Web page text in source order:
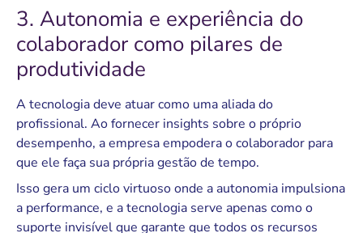
3. Autonomia e experiência do
colaborador como pilares de
produtividade
A tecnologia deve atuar como uma aliada do
profissional. Ao fornecer insights sobre o próprio
desempenho, a empresa empodera o colaborador para
que ele faça sua própria gestão de tempo.
Isso gera um ciclo virtuoso onde a autonomia impulsiona
a performance, e a tecnologia serve apenas como o
suporte invisível que garante que todos os recursos